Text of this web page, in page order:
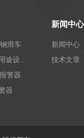
滑车
警器
器
新闻中心
新闻中心
技术文章